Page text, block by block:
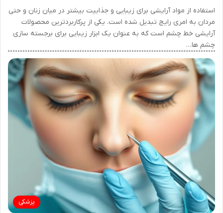
استفاده از مواد آرایشی برای زیبایی و جذابیت بیشتر در میان زنان و حتی
مردان به امری رایج تبدیل شده است. یکی از پرکاربردترین محصولات
آرایشی خط چشم است که به عنوان یک ابزار زیبایی برای برجسته سازی
چشم ها…
پزشکی